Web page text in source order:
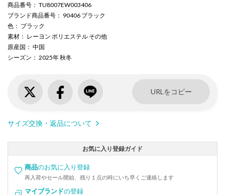
商品番号 ： TU8007EW003406
ブランド商品番号 ： 90406 ブラック
色 ： ブラック
素材 ： レーヨン ポリエステル その他
原産国 ： 中国
シーズン ： 2025年 秋冬
URLをコピー
サイズ交換・返品について
お気に入り登録ガイド
商品のお気に入り登録
再入荷やセール開始、残り１点の時にいち早くご連絡します
マイブランドの登録